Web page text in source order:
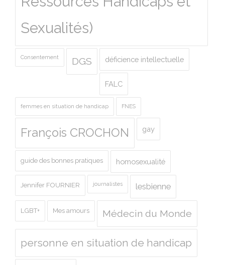
Sexualités)
Consentement DGS déficience intellectuelle
FALC
femmes en situation de handicap FNES
François CROCHON gay
guide des bonnes pratiques homosexualité
Jennifer FOURNIER journalistes lesbienne
LGBT+ Mes amours Médecin du Monde
personne en situation de handicap